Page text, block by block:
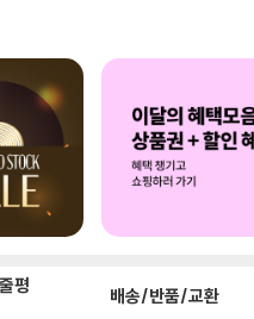
평 배송/반품/교환